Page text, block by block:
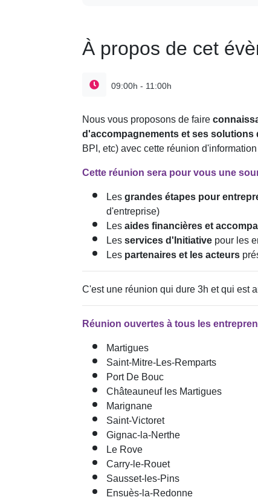
À propos de cet
09:00h - 11:00h
Nous vous proposons de faire
d'accompagnements et ses
BPI, etc) avec cette réunion
Cette réunion sera pour vous une
Lesgrandes étapes pour
d'entreprise)
Lesaides financières et
Lesservices d'Initiativepour les
Lespartenaires et les acteurs
C'est une réunion qui dure 3h et qui est
Réunion ouvertes à tous les
Martigues
Saint-Mitre-Les-Remparts
Port De Bouc
Châteauneuf les Martigues
Marignane
Saint-Victoret
Gignac-la-Nerthe
Le Rove
Carry-le-Rouet
Sausset-les-Pins
Ensuès-la-Redonne